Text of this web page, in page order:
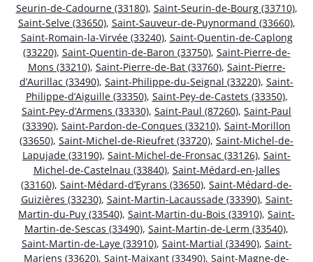
Seurin-de-Cadourne (33180), Saint-Seurin-de-Bourg (33710),
Saint-Selve (33650), Saint-Sauveur-de-Puynormand (33660),
Saint-Romain-la-Virvée (33240), Saint-Quentin-de-Caplong
(33220), Saint-Quentin-de-Baron (33750), Saint-Pierre-de-
Mons (33210), Saint-Pierre-de-Bat (33760), Saint-Pierre-
d’Aurillac (33490), Saint-Philippe-du-Seignal (33220), Saint-
Philippe-d’Aiguille (33350), Saint-Pey-de-Castets (33350),
Saint-Pey-d’Armens (33330), Saint-Paul (87260), Saint-Paul
(33390), Saint-Pardon-de-Conques (33210), Saint-Morillon
(33650), Saint-Michel-de-Rieufret (33720), Saint-Michel-de-
Lapujade (33190), Saint-Michel-de-Fronsac (33126), Saint-
Michel-de-Castelnau (33840), Saint-Médard-en-Jalles
(33160), Saint-Médard-d’Eyrans (33650), Saint-Médard-de-
Guizières (33230), Saint-Martin-Lacaussade (33390), Saint-
Martin-du-Puy (33540), Saint-Martin-du-Bois (33910), Saint-
Martin-de-Sescas (33490), Saint-Martin-de-Lerm (33540),
Saint-Martin-de-Laye (33910), Saint-Martial (33490), Saint-
Mariens (33620), Saint-Maixant (33490), Saint-Magne-de-